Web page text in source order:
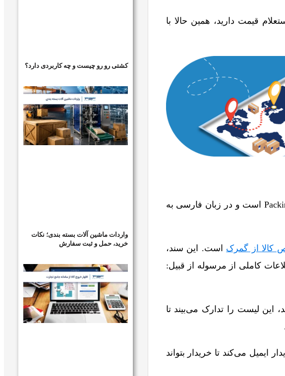
قیمت دارید، همین حالا با
معادل عبارت Packing list است و در زبان فارسی به
کالا از گمرک است. این سند،
کاملی از مرسوله از قبیل:
این لیست را تدارک می‌بیند تا
می‌کند تا خریدار بتواند
کشتی رو رو چیست و چه کاربردی دارد؟
واردات ماشین آلات بسته بندی؛ نکات
خرید، حمل و ثبت سفارش